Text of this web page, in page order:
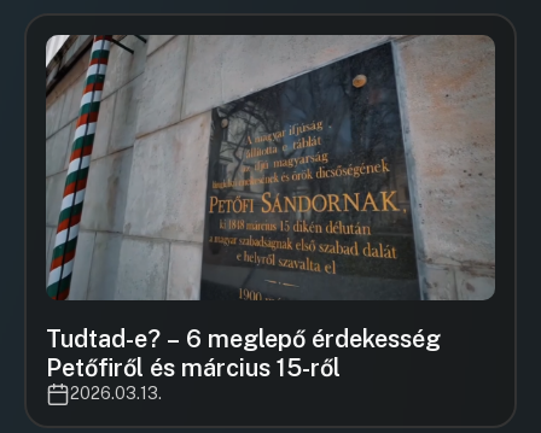
Tudtad-e? – 6 meglepő érdekesség
Petőfiről és március 15-ről
2026.03.13.